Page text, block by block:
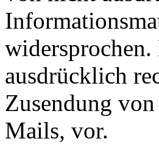
ausdrücklich
Zusendung
Mails, vor.